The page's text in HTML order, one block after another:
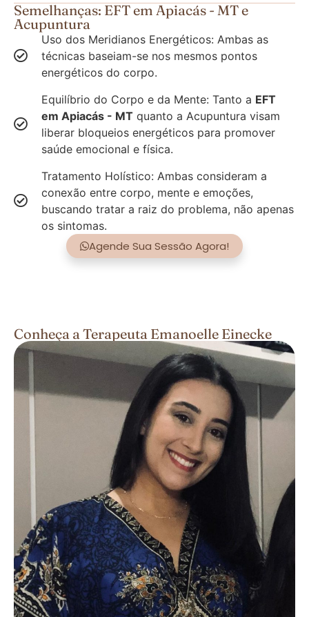
Semelhanças: EFT em Apiacás - MT e
Acupuntura
Uso dos Meridianos Energéticos: Ambas as
técnicas baseiam-se nos mesmos pontos
energéticos do corpo.
Equilíbrio do Corpo e da Mente: Tanto a EFT
em Apiacás - MT quanto a Acupuntura visam
liberar bloqueios energéticos para promover
saúde emocional e física.
Tratamento Holístico: Ambas consideram a
conexão entre corpo, mente e emoções,
buscando tratar a raiz do problema, não apenas
os sintomas.
Agende Sua Sessão Agora!
Conheça a Terapeuta Emanoelle Einecke